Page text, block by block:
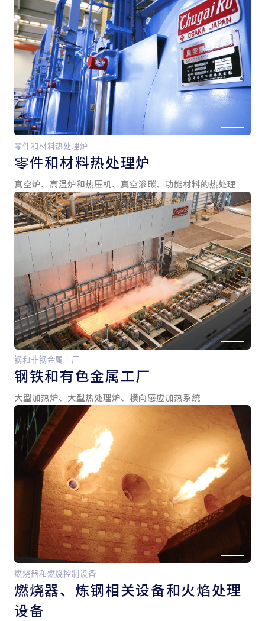
零件和材料热处理炉
零件和材料热处理炉
真空炉、高温炉和热压机、真空渗碳、功能材料的热处理
钢和非钢金属工厂
钢铁和有色金属工厂
大型加热炉、大型热处理炉、横向感应加热系统
燃烧器和燃烧控制设备
燃烧器、 炼钢相关设备和火焰处理
设备